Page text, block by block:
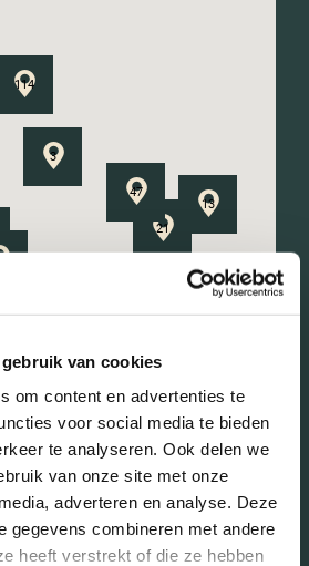
van cookies
om content en advertenties te
voor social media te bieden
te analyseren. Ook delen we
van onze site met onze
adverteren en analyse. Deze
gegevens combineren met andere
heeft verstrekt of die ze hebben
47
114
3
21
13